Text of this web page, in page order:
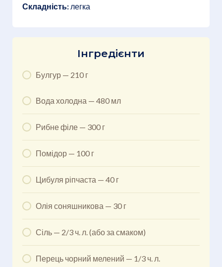
Складність: легка
Інгредієнти
Булгур — 210 г
Вода холодна — 480 мл
Рибне філе — 300 г
Помідор — 100 г
Цибуля ріпчаста — 40 г
Олія соняшникова — 30 г
Сіль — 2/3 ч. л. (або за смаком)
Перець чорний мелений — 1/3 ч. л.